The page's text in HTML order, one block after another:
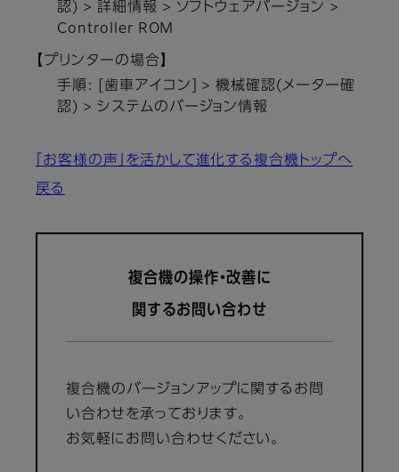
認) > 詳細情報 > ソフトウェアバージョン >
Controller ROM
【プリンターの場合】
手順: [歯車アイコン] > 機械確認(メーター確
認) > システムのバージョン情報
「お客様の声」を活かして進化する複合機トップへ
戻る
複合機の操作・改善に
関するお問い合わせ
複合機のバージョンアップに関するお問
い合わせを承っております。
お気軽にお問い合わせください。